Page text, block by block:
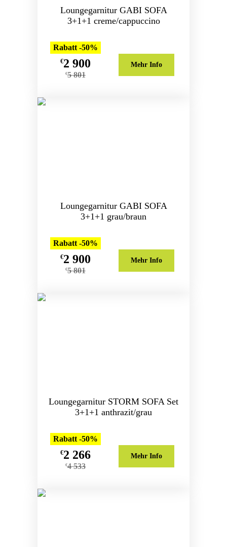
Loungegarnitur GABI SOFA
3+1+1 creme/cappuccino
Rabatt -50%
€2 900
€5 801
Mehr Info
Loungegarnitur GABI SOFA
3+1+1 grau/braun
Rabatt -50%
€2 900
€5 801
Mehr Info
Loungegarnitur STORM SOFA Set
3+1+1 anthrazit/grau
Rabatt -50%
€2 266
€4 533
Mehr Info